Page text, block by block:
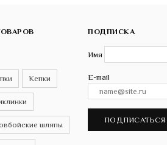
Кепки
шляпы
ПОДПИСКА
Имя
E-mail
ПОДПИСАТЬСЯ